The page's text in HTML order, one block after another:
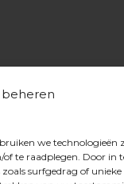
we technologieën
te raadplegen. Door in
surfgedrag of unieke